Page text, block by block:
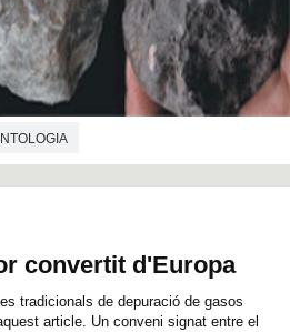
convertit d'Europa
tradicionals de depuració de gasos
article. Un conveni signat entre el